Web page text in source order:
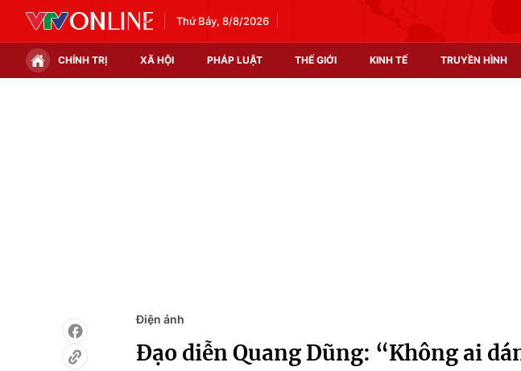
Thứ Bảy, 8/8/2026
CHÍNH TRỊ XÃ HỘI PHÁP LUẬT THẾ GIỚI KINH TẾ TRUYỀN HÌNH
Điện ảnh
Đạo diễn Quang Dũng: “Không ai